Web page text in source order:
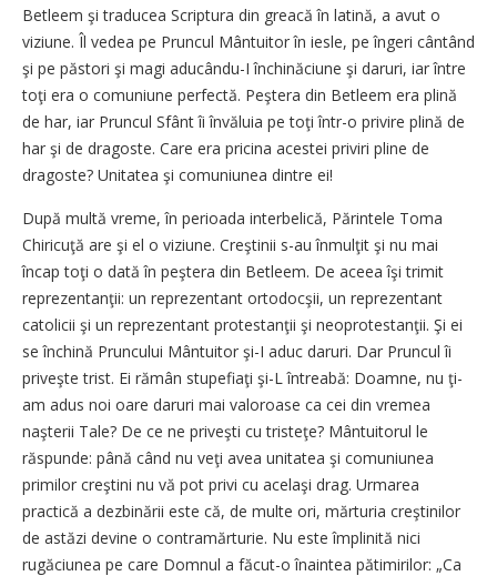
Betleem şi traducea Scriptura din greacă în latină, a avut o
viziune. Îl vedea pe Pruncul Mântuitor în iesle, pe îngeri cântând
şi pe păstori şi magi aducându-I închinăciune şi daruri, iar între
toţi era o comuniune perfectă. Peştera din Betleem era plină
de har, iar Pruncul Sfânt îi învăluia pe toţi într-o privire plină de
har şi de dragoste. Care era pricina acestei priviri pline de
dragoste? Unitatea şi comuniunea dintre ei!
După multă vreme, în perioada interbelică, Părintele Toma
Chiricuţă are şi el o viziune. Creştinii s-au înmulţit şi nu mai
încap toţi o dată în peştera din Betleem. De aceea îşi trimit
reprezentanţii: un reprezentant ortodocşii, un reprezentant
catolicii şi un reprezentant protestanţii şi neoprotestanţii. Şi ei
se închină Pruncului Mântuitor şi-I aduc daruri. Dar Pruncul îi
priveşte trist. Ei rămân stupefiaţi şi-L întreabă: Doamne, nu ţi-
am adus noi oare daruri mai valoroase ca cei din vremea
naşterii Tale? De ce ne priveşti cu tristeţe? Mântuitorul le
răspunde: până când nu veţi avea unitatea şi comuniunea
primilor creştini nu vă pot privi cu acelaşi drag. Urmarea
practică a dezbinării este că, de multe ori, mărturia creştinilor
de astăzi devine o contramărturie. Nu este împlinită nici
rugăciunea pe care Domnul a făcut-o înaintea pătimirilor: „Ca